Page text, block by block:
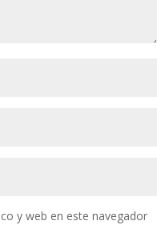
y web en este navegador